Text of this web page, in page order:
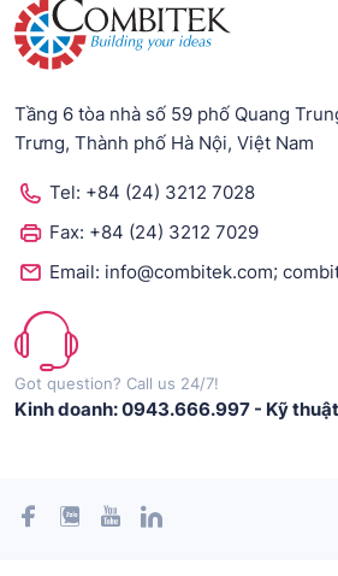
Tầng 6 tòa nhà số 59 phố Quang
Trưng, Thành phố Hà Nội, Việt Nam
Tel: +84 (24) 3212 7028
Fax: +84 (24) 3212 7029
Email: info@combitek.com;
Got question? Call us 24/7!
Kinh doanh: 0943.666.997 - Kỹ